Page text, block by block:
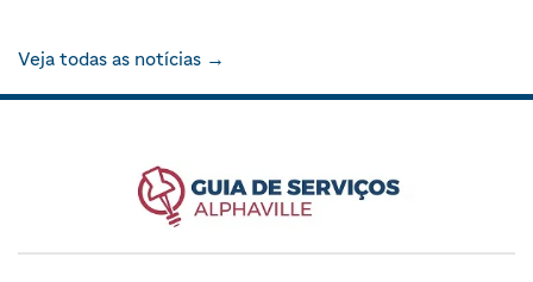
Veja todas as notícias →